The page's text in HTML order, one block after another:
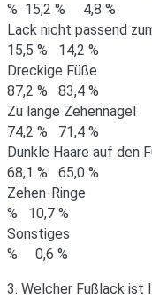
% 15,2 % 4,8 %
Lack nicht
15,5 % 14,2 %
87,2 % 83,4 %
Zu lange
74,2 % 71,4 %
Dunkle Haare
68,1 % 65,0 %
Zehen-
% 10,7 %
% 0,6 %
3. Welcher Fußlack ist